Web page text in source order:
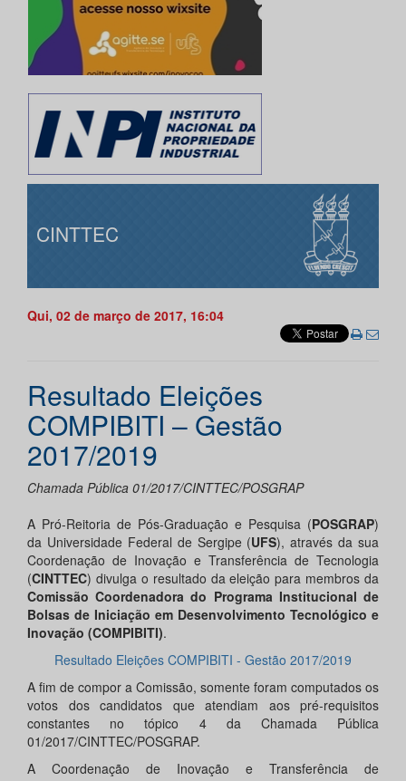
CINTTEC
Qui, 02 de março de 2017, 16:04
Resultado Eleições
COMPIBITI – Gestão
2017/2019
Chamada Pública 01/2017/CINTTEC/POSGRAP
A Pró-Reitoria de Pós-Graduação e Pesquisa (POSGRAP)
da Universidade Federal de Sergipe (UFS), através da sua
Coordenação de Inovação e Transferência de Tecnologia
(CINTTEC) divulga o resultado da eleição para membros da
Comissão Coordenadora do Programa Institucional de
Bolsas de Iniciação em Desenvolvimento Tecnológico e
Inovação (COMPIBITI).
Resultado Eleições COMPIBITI - Gestão 2017/2019
A fim de compor a Comissão, somente foram computados os
votos dos candidatos que atendiam aos pré-requisitos
constantes no tópico 4 da Chamada Pública
01/2017/CINTTEC/POSGRAP.
A Coordenação de Inovação e Transferência de